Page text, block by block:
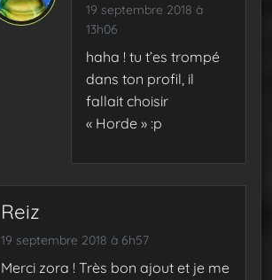
19 septembre 2018 à
13h06
haha ! tu t’es trompé
dans ton profil, il
fallait choisir
« Horde » :p
Reiz
19 septembre 2018 à 6h57
Merci zora ! Très bon ajout et je me